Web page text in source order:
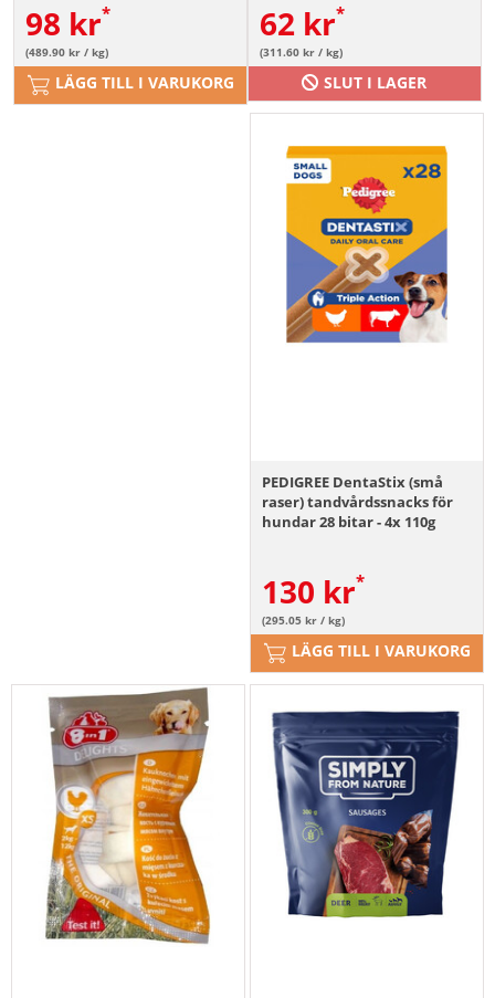
98 kr
(489.90 kr / kg)
LÄGG TILL I VARUKORG
62 kr
(311.60 kr / kg)
SLUT I LAGER
PEDIGREE DentaStix (små
raser) tandvårdssnacks för
hundar 28 bitar - 4x 110g
130 kr
(295.05 kr / kg)
LÄGG TILL I VARUKORG